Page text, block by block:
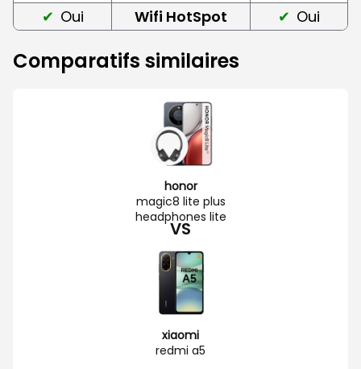
Oui
Wifi HotSpot Oui
Comparatifs similaires
honor
magic8 lite plus
headphones lite
VS
xiaomi
redmi a5